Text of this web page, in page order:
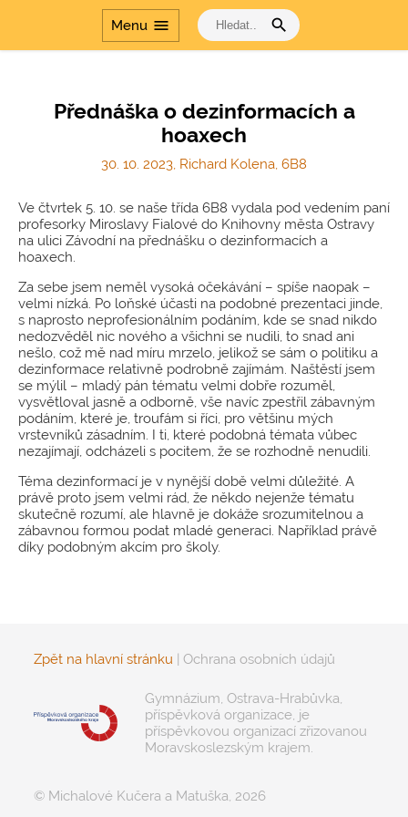
Menu menu search
laboratoře v
gymnáziích
Dalším vzděláváním
profesnímu rozvoji
Šablony
Dvakrát měř a jednou
Cesta dějinami a Cesta
dějinami - období
komunismu
Přednáška o dezinformacích a
hoaxech
30. 10. 2023, Richard Kolena, 6B8
Ve čtvrtek 5. 10. se naše třída 6B8 vydala pod vedením paní
profesorky Miroslavy Fialové do Knihovny města Ostravy
na ulici Závodní na přednášku o dezinformacích a
hoaxech.
Za sebe jsem neměl vysoká očekávání – spíše naopak –
velmi nízká. Po loňské účasti na podobné prezentaci jinde,
s naprosto neprofesionálním podáním, kde se snad nikdo
nedozvěděl nic nového a všichni se nudili, to snad ani
nešlo, což mě nad míru mrzelo, jelikož se sám o politiku a
dezinformace relativně podrobně zajímám. Naštěstí jsem
se mýlil – mladý pán tématu velmi dobře rozuměl,
vysvětloval jasně a odborně, vše navíc zpestřil zábavným
podáním, které je, troufám si říci, pro většinu mých
vrstevníků zásadním. I ti, které podobná témata vůbec
nezajímají, odcházeli s pocitem, že se rozhodně nenudili.
Téma dezinformací je v nynější době velmi důležité. A
právě proto jsem velmi rád, že někdo nejenže tématu
skutečně rozumí, ale hlavně je dokáže srozumitelnou a
zábavnou formou podat mladé generaci. Například právě
díky podobným akcím pro školy.
Zpět na hlavní stránku | Ochrana osobních údajů
Gymnázium, Ostrava-Hrabůvka,
příspěvková organizace, je
příspěvkovou organizací zřizovanou
Moravskoslezským krajem.
© Michalové Kučera a Matuška, 2026